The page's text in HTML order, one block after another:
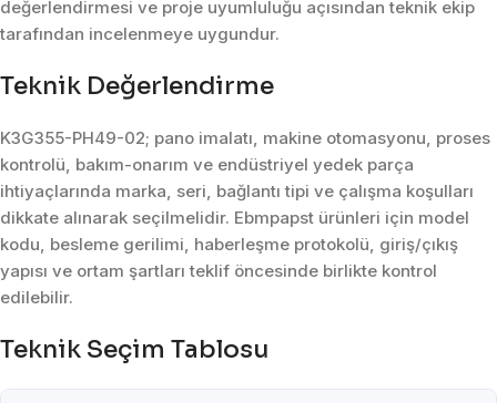
değerlendirmesi ve proje uyumluluğu açısından teknik ekip
tarafından incelenmeye uygundur.
Teknik Değerlendirme
K3G355-PH49-02; pano imalatı, makine otomasyonu, proses
kontrolü, bakım-onarım ve endüstriyel yedek parça
ihtiyaçlarında marka, seri, bağlantı tipi ve çalışma koşulları
dikkate alınarak seçilmelidir. Ebmpapst ürünleri için model
kodu, besleme gerilimi, haberleşme protokolü, giriş/çıkış
yapısı ve ortam şartları teklif öncesinde birlikte kontrol
edilebilir.
Teknik Seçim Tablosu